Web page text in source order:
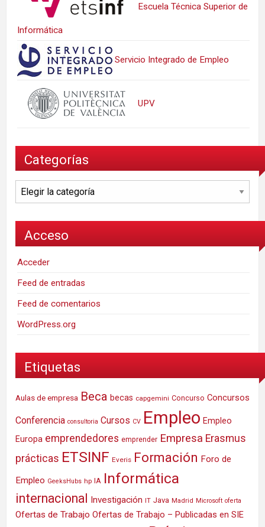
Escuela Técnica Superior de
Informática
Servicio Integrado de Empleo
UPV
Categorías
Categorías
Acceso
Acceder
Feed de entradas
Feed de comentarios
WordPress.org
Etiquetas
Aulas de empresa Beca becas capgemini Concurso Concursos
Conferencia consultoria Cursos CV Empleo Empleo
Europa emprendedores emprender Empresa Erasmus
prácticas ETSINF Everis Formación Foro de
Empleo GeeksHubs hp IA Informática
internacional Investigación IT Java Madrid Microsoft oferta
Ofertas de Trabajo Ofertas de Trabajo – Publicadas en SIE